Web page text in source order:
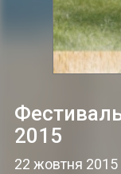
2015
22 жовтня 2015